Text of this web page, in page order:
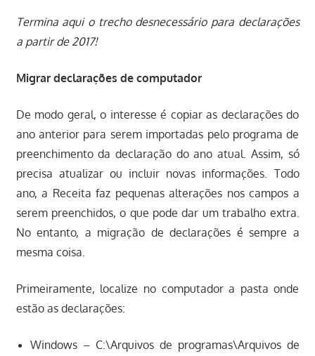
Termina aqui o trecho desnecessário para declarações
a partir de 2017!
Migrar declarações de computador
De modo geral, o interesse é copiar as declarações do
ano anterior para serem importadas pelo programa de
preenchimento da declaração do ano atual. Assim, só
precisa atualizar ou incluir novas informações. Todo
ano, a Receita faz pequenas alterações nos campos a
serem preenchidos, o que pode dar um trabalho extra.
No entanto, a migração de declarações é sempre a
mesma coisa.
Primeiramente, localize no computador a pasta onde
estão as declarações:
Windows – C:\Arquivos de programas\Arquivos de